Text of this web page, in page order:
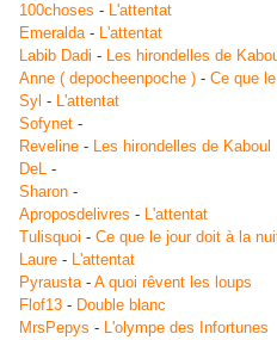
100choses - L'attentat
Emeralda- L'attentat
Labib Dadi - Les hirondelles de
Anne ( depocheenpoche ) - Ce que
Syl - L'attentat
Sofynet -
Reveline - Les hirondelles de Kaboul
DeL -
Sharon -
Aproposdelivres - L'attentat
Tulisquoi - Ce que le jour doit à la
Laure - L'attentat
Pyrausta- A quoi rêvent les loups
Flof13 - Double blanc
MrsPepys - L'olympe des Infortunes